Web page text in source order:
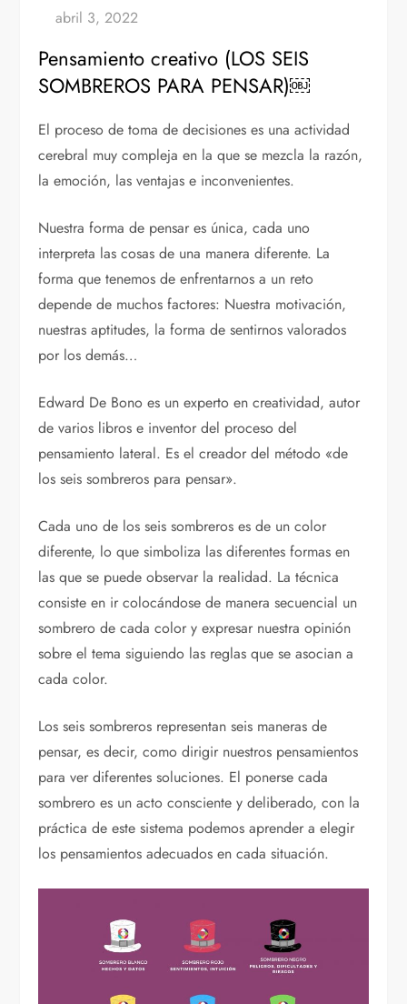
Pensamiento creativo (LOS SEIS
SOMBREROS PARA PENSAR)￼
El proceso de toma de decisiones es una actividad
cerebral muy compleja en la que se mezcla la razón,
la emoción, las ventajas e inconvenientes.
Nuestra forma de pensar es única, cada uno
interpreta las cosas de una manera diferente. La
forma que tenemos de enfrentarnos a un reto
depende de muchos factores: Nuestra motivación,
nuestras aptitudes, la forma de sentirnos valorados
por los demás…
Edward De Bono es un experto en creatividad, autor
de varios libros e inventor del proceso del
pensamiento lateral. Es el creador del método «de
los seis sombreros para pensar».
Cada uno de los seis sombreros es de un color
diferente, lo que simboliza las diferentes formas en
las que se puede observar la realidad. La técnica
consiste en ir colocándose de manera secuencial un
sombrero de cada color y expresar nuestra opinión
sobre el tema siguiendo las reglas que se asocian a
cada color.
Los seis sombreros representan seis maneras de
pensar, es decir, como dirigir nuestros pensamientos
para ver diferentes soluciones. El ponerse cada
sombrero es un acto consciente y deliberado, con la
práctica de este sistema podemos aprender a elegir
los pensamientos adecuados en cada situación.